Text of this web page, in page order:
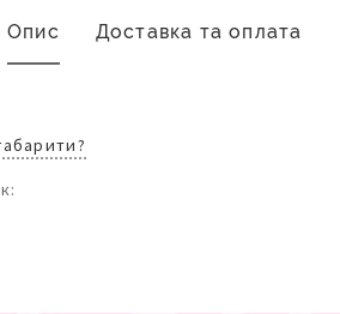
Опис Доставка та оплата